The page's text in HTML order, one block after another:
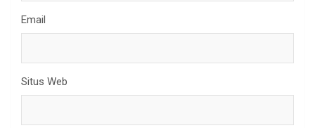
Email
Situs Web